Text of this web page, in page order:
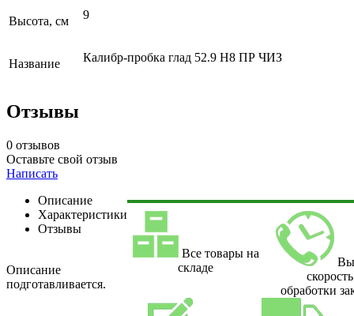
Высота, см 9
Название Калибр-пробка глад 52.9 Н8 ПР ЧИЗ
Отзывы
0 отзывов
Оставьте свой отзыв
Написать
Описание
Характеристики
Отзывы
Описание
подготавливается.
Все товары на
складе
скорость
обработки